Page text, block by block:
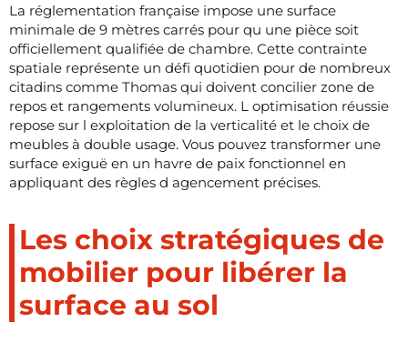
La réglementation française impose une surface
minimale de 9 mètres carrés pour qu une pièce soit
officiellement qualifiée de chambre. Cette contrainte
spatiale représente un défi quotidien pour de nombreux
citadins comme Thomas qui doivent concilier zone de
repos et rangements volumineux. L optimisation réussie
repose sur l exploitation de la verticalité et le choix de
meubles à double usage. Vous pouvez transformer une
surface exiguë en un havre de paix fonctionnel en
appliquant des règles d agencement précises.
Les choix stratégiques de
mobilier pour libérer la
surface au sol